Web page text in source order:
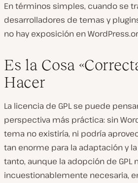
En términos simples, cuando se
desarrolladores de temas y
no hay exposición en
Es la Cosa
Hacer
La licencia de GPL se puede
perspectiva más práctica: sin
tema no existiría, ni podría
tan enorme para la adaptación y
tanto, aunque la adopción de GPL
incuestionablemente necesaria,